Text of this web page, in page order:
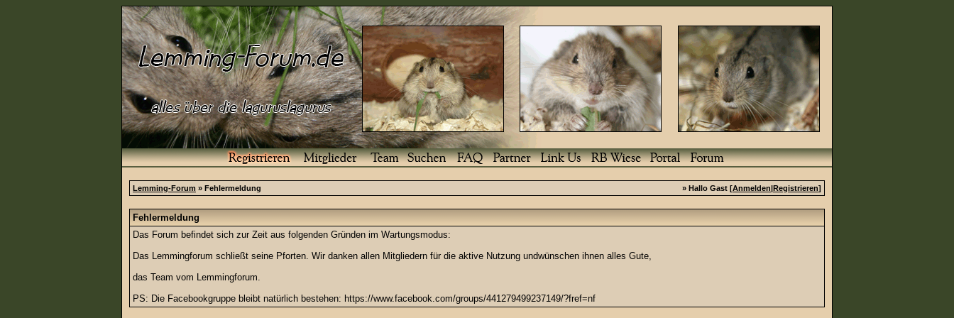
Lemming-Forum » Fehlermeldung » Hallo Gast [Anmelden|Registrieren]
Fehlermeldung
Das Forum befindet sich zur Zeit aus folgenden Gründen im Wartungsmodus:
Das Lemmingforum schließt seine Pforten. Wir danken allen Mitgliedern für die aktive Nutzung undwünschen ihnen alles Gute,
das Team vom Lemmingforum.
PS: Die Facebookgruppe bleibt natürlich bestehen: https://www.facebook.com/groups/441279499237149/?fref=nf